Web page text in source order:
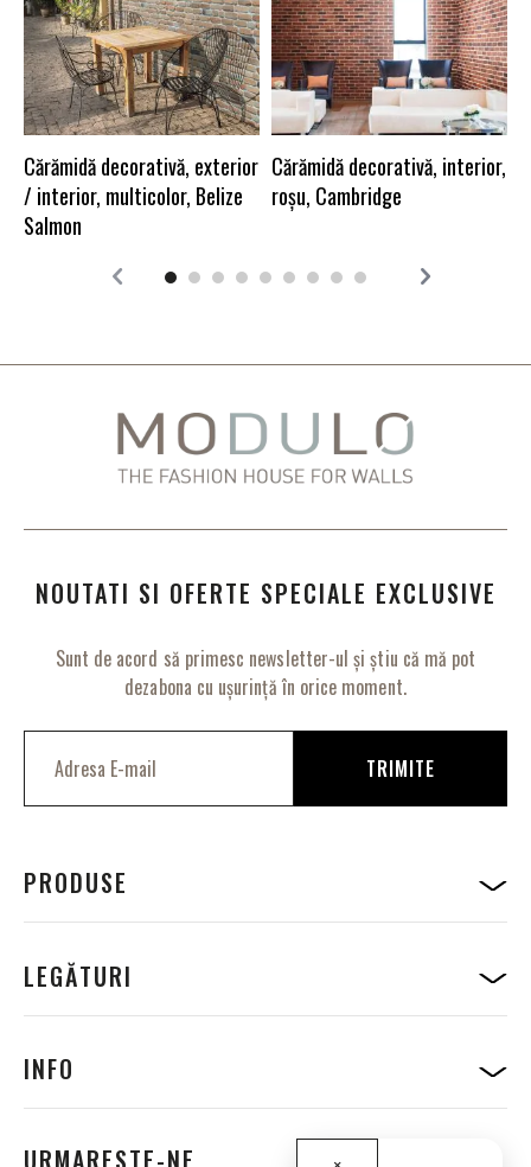
Cărămidă decorativă, exterior
/ interior, multicolor, Belize
Salmon
Cărămidă decorativă, interior,
roșu, Cambridge
NOUTATI SI OFERTE SPECIALE EXCLUSIVE
Sunt de acord să primesc newsletter-ul și știu că mă pot
dezabona cu ușurință în orice moment.
c
e
t
i
v
a
l
B
u
t
TRIMITE
PRODUSE
LEGĂTURI
INFO